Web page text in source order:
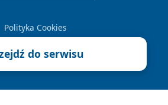
Polityka Cookies
do serwisu